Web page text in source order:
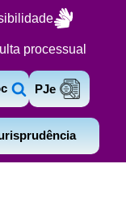
processual
PJe